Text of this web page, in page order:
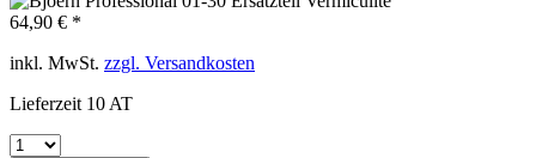
64,90 € *
inkl. MwSt. zzgl. Versandkosten
Lieferzeit 10 AT